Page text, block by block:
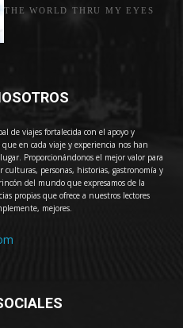
THE WORLD THRU MY EYES
de viajes fortalecida con el apoyo y
en cada viaje y experiencia nos han
Proporcionándonos el mejor valor para
culturas, personas, historias, gastronomía y
del mundo que expresamos de la
propias que ofrece a nuestros lectores
mejores.